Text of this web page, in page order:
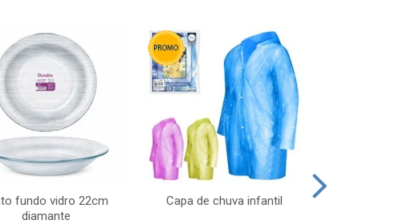
fundo vidro 22cm
diamante
Capa de chuva infantil